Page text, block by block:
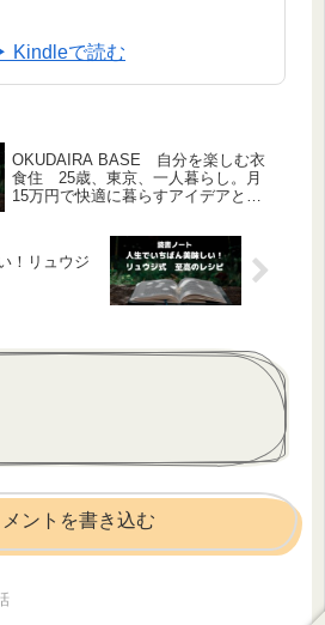
Kindleで読む
OKUDAIRA BASE 自分を楽しむ衣
食住 25歳、東京、一人暮らし。月
15万円で快適に暮らすアイデアとコ
！リュウジ
メントを書き込む